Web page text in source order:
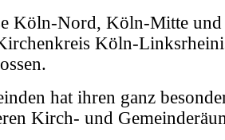
Köln-Nord, Köln-Mitte
Köln-
hat ihren ganz
Kirch- und